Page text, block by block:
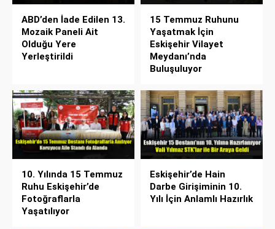
ABD’den İade Edilen 13.
Mozaik Paneli Ait
Olduğu Yere
Yerleştirildi
15 Temmuz Ruhunu
Yaşatmak İçin
Eskişehir Vilayet
Meydanı’nda
Buluşuluyor
10. Yılında 15 Temmuz
Ruhu Eskişehir’de
Fotoğraflarla
Yaşatılıyor
Eskişehir’de Hain
Darbe Girişiminin 10.
Yılı İçin Anlamlı Hazırlık